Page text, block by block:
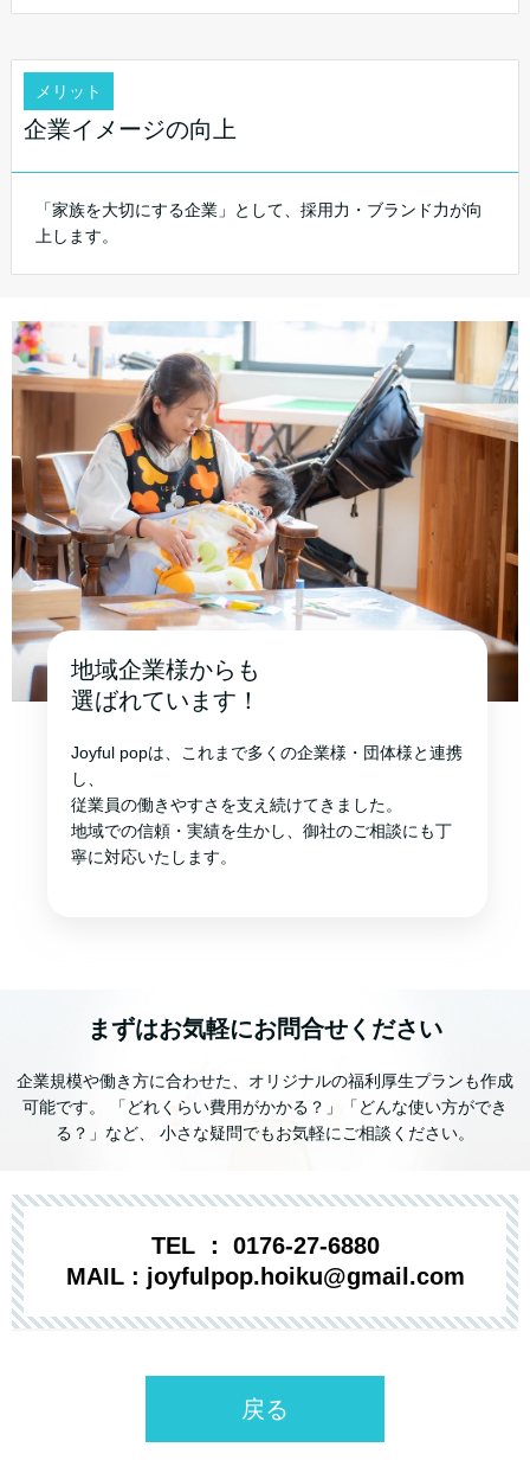
メリット
企業イメージの向上
「家族を大切にする企業」として、採用力・ブランド力が向
上します。
地域企業様からも
選ばれています！
Joyful popは、これまで多くの企業様・団体様と連携
し、
従業員の働きやすさを支え続けてきました。
地域での信頼・実績を生かし、御社のご相談にも丁
寧に対応いたします。
まずはお気軽にお問合せください
企業規模や働き方に合わせた、オリジナルの福利厚生プランも作成
可能です。 「どれくらい費用がかかる？」「どんな使い方ができ
る？」など、 小さな疑問でもお気軽にご相談ください。
TEL ： 0176-27-6880
MAIL : joyfulpop.hoiku@gmail.com
戻る